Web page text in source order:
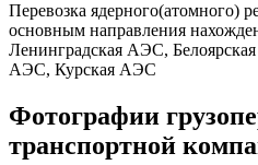
Перевозка ядерного(атомного)
основным направления
Ленинградская АЭС,
АЭС, Курская АЭС
Фотографии
транспортной